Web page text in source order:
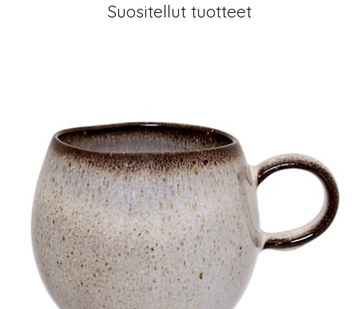
Suositellut tuotteet